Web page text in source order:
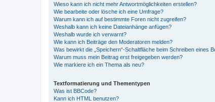
Wieso kann ich nicht mehr Antwortmöglichkeiten erstellen?
Wie bearbeite oder lösche ich eine Umfrage?
Warum kann ich auf bestimmte Foren nicht zugreifen?
Weshalb kann ich keine Dateianhänge anfügen?
Weshalb wurde ich verwarnt?
Wie kann ich Beiträge den Moderatoren melden?
Was bewirkt die „Speichern“-Schaltfläche beim Schreiben eines
Warum muss mein Beitrag erst freigegeben werden?
Wie markiere ich ein Thema als neu?
Textformatierung und Thementypen
Was ist BBCode?
Kann ich HTML benutzen?